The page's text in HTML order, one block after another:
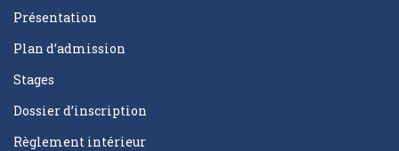
Présentation
Plan d’admission
Stages
Dossier d’inscription
Règlement intérieur